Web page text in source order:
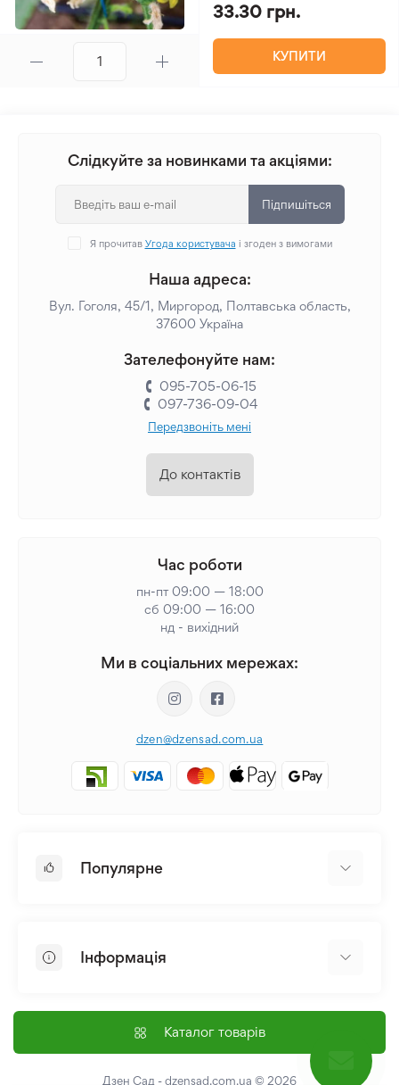
33.30 грн.
КУПИТИ
Слідкуйте за новинками та акціями:
Підпишіться
Я прочитав Угода користувача і згоден з вимогами
Наша адреса:
Вул. Гоголя, 45/1, Миргород, Полтавська область,
37600 Україна
Зателефонуйте нам:
095-705-06-15
097-736-09-04
Передзвоніть мені
До контактів
Час роботи
пн-пт 09:00 — 18:00
сб 09:00 — 16:00
нд - вихідний
Ми в соціальних мережах:
dzen@dzensad.com.ua
Популярне
Лілія
Насіння
Інформація
Доставка і оплата
Контакти
Каталог товарів
Дзен Сад - dzensad.com.ua © 2026